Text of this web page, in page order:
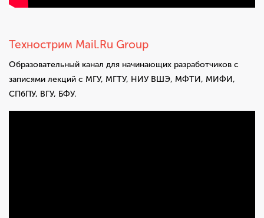
Технострим Mail.Ru Group
Образовательный канал для начинающих разработчиков с
записями лекций с МГУ, МГТУ, НИУ ВШЭ, МФТИ, МИФИ,
СПбПУ, ВГУ, БФУ.